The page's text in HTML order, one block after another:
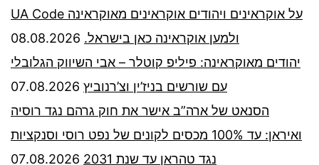
UA Code על אוקראינים ויהודים אוקראינים מאוקראינה
ולמען אוקראינה כאן בישראל. 08.08.2026
יהודים מאוקראינה: פיליפ קוטלר – אבי השיווק הגלובלי
עם שורשים בניז’ין וצ’רנוביץ 07.08.2026
הסנאט של ארה”ב אישר את חוק גרהם נגד רוסיה
ואיראן: עד 100% מכסים לקונים של נפט רוסי וסנקציות
נגד טהראן עד שנת 2031
07.08.2026